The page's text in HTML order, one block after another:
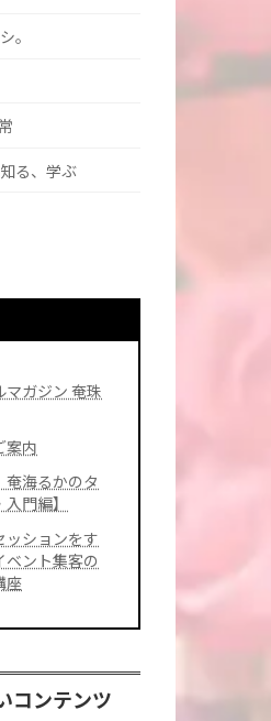
。
る、学ぶ
マガジン 奄珠
案内
海るかのタ
門編】
ッションをす
ベント集客の
座
コンテンツ